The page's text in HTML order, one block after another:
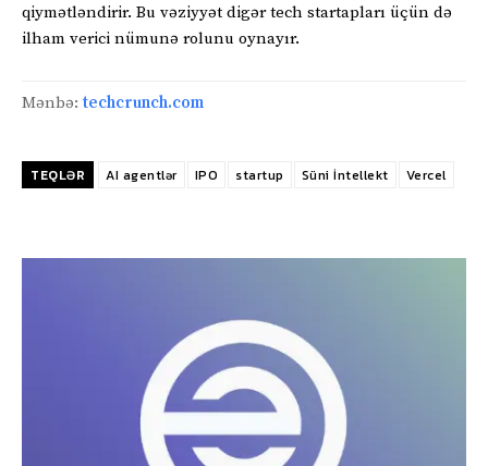
qiymətləndirir. Bu vəziyyət digər tech startapları üçün də
ilham verici nümunə rolunu oynayır.
Mənbə: techcrunch.com
TEQLƏR AI agentlər IPO startup Süni İntellekt Vercel